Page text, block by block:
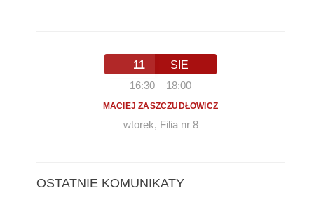
11
SIE
16:30 – 18:00
MACIEJ ZASZCZUDŁOWICZ
wtorek, Filia nr 8
OSTATNIE KOMUNIKATY